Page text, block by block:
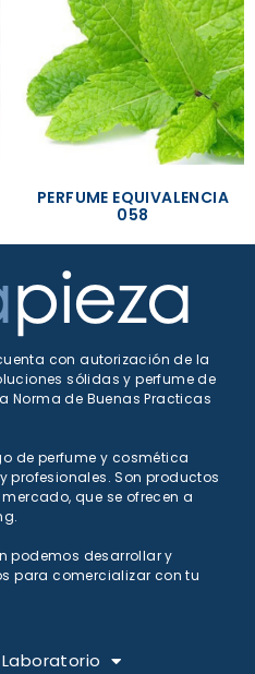
PERFUME EQUIVALENCIA
058
con autorización de la
sólidas y perfume de
Norma de Buenas Practicas
de perfume y cosmética
profesionales. Son productos
que se ofrecen a
podemos desarrollar y
para comercializar con tu
Laboratorio